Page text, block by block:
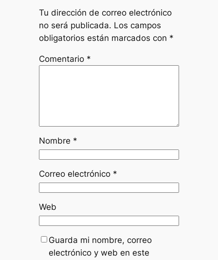
Tu dirección de correo electrónico
no será publicada. Los campos
obligatorios están marcados con *
Comentario *
Nombre *
Correo electrónico *
Web
Guarda mi nombre, correo
electrónico y web en este